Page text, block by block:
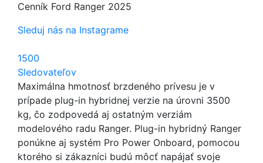
Cenník Ford Ranger 2025
Sleduj nás na Instagrame
1500
Sledovateľov
Maximálna hmotnosť brzdeného prívesu je v
prípade plug-in hybridnej verzie na úrovni 3500
kg, čo zodpovedá aj ostatným verziám
modelového radu Ranger. Plug-in hybridný Ranger
ponúkne aj systém Pro Power Onboard, pomocou
ktorého si zákazníci budú môcť napájať svoje